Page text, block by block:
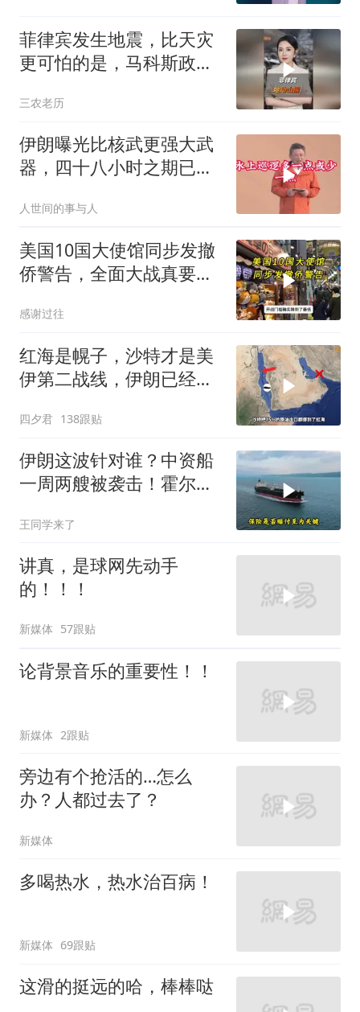
菲律宾发生地震，比天灾
更可怕的是，马科斯政府
三农老历
伊朗曝光比核武更强大武
器，四十八小时之期已
人世间的事与人
美国10国大使馆同步发撤
侨警告，全面大战真要来
感谢过往
红海是幌子，沙特才是美
伊第二战线，伊朗已经输
四夕君 138跟贴
伊朗这波针对谁？中资船
一周两艘被袭击！霍尔木
彻底破灭！
王同学来了
讲真，是球网先动手
的！！！
新媒体 57跟贴
论背景音乐的重要性！！
新媒体 2跟贴
旁边有个抢活的…怎么
办？人都过去了？
新媒体
多喝热水，热水治百病！
新媒体 69跟贴
这滑的挺远的哈，棒棒哒